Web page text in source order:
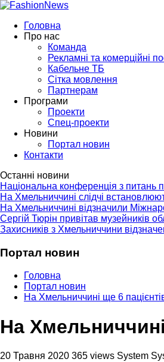
Головна
Про нас
Команда
Рекламні та комерційні
Кабельне ТБ
Сітка мовлення
Партнерам
Програми
Проекти
Спец-проекти
Новини
Портал новин
Контакти
Останні новини
Національна конференція з питань
На Хмельниччині слідчі
На Хмельниччині відзначили
Сергій Тюрін привітав музейників
Захисників з Хмельниччини
Портал новин
Головна
Портал новин
На Хмельниччині ще 6
На
20 Травня 2020 365 views System